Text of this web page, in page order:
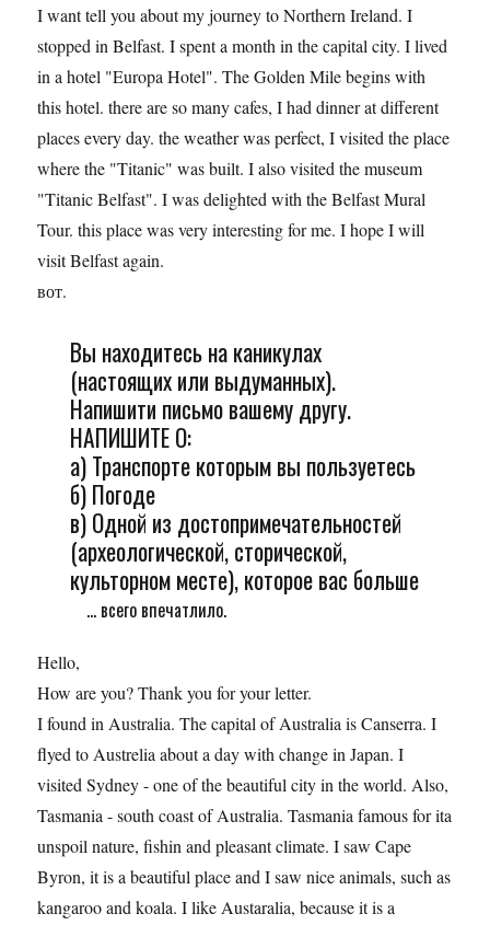
I want tell you about my journey to Northern Ireland. I
stopped in Belfast. I spent a month in the capital city. I lived
in a hotel "Europa Hotel". The Golden Mile begins with
this hotel. there are so many cafes, I had dinner at different
places every day. the weather was perfect, I visited the place
where the "Titanic" was built. I also visited the museum
"Titanic Belfast". I was delighted with the Belfast Mural
Tour. this place was very interesting for me. I hope I will
visit Belfast again.
вот.
Вы находитесь на каникулах
(настоящих или выдуманных).
Напишити письмо вашему другу.
НАПИШИТЕ О:
а) Транспорте которым вы пользуетесь
б) Погоде
в) Одной из достопримечательностей
(археологической, сторической,
культорном месте), которое вас больше
... всего впечатлило.
Hello,
How are you? Thank you for your letter.
I found in Australia. The capital of Australia is Canserra. I
flyed to Austrelia about a day with change in Japan. I
visited Sydney - one of the beautiful city in the world. Also,
Tasmania - south coast of Australia. Tasmania famous for ita
unspoil nature, fishin and pleasant climate. I saw Cape
Byron, it is a beautiful place and I saw nice animals, such as
kangaroo and koala. I like Austaralia, because it is a